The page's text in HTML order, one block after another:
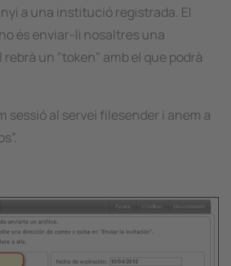
a una institució registrada. El
és enviar-li nosaltres una
un "token" amb el que podrà
sessió al servei filesender i anem a